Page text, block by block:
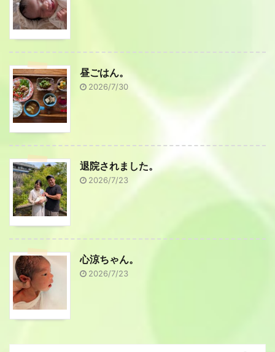
昼ごはん。
2026/7/30
退院されました。
2026/7/23
心涼ちゃん。
2026/7/23